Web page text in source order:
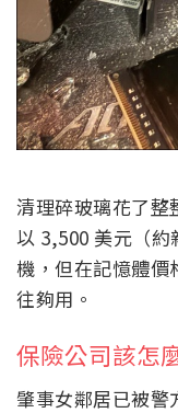
清理碎玻璃花了
以 3,500 美元（約
機，但在記憶體價
往夠用。
保險公司該怎
肇事女鄰居已被警